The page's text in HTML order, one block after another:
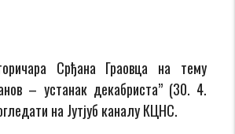
Срђана Граовца на тему
– устанак декабриста” (30. 4.
на Јутјуб каналу КЦНС.